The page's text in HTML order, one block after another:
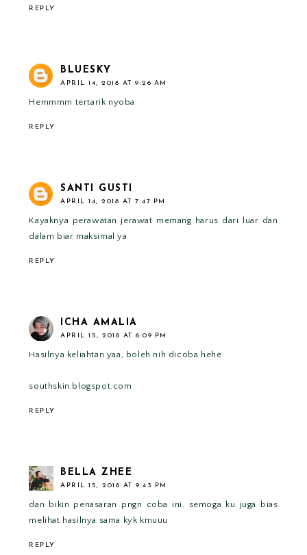
REPLY
BLUESKY
APRIL 14, 2018 AT 9:26 AM
Hemmmm tertarik nyoba
REPLY
SANTI GUSTI
APRIL 14, 2018 AT 7:47 PM
Kayaknya perawatan jerawat memang harus dari luar dan
dalam biar maksimal ya
REPLY
ICHA AMALIA
APRIL 15, 2018 AT 6:09 PM
Hasilnya keliahtan yaa, boleh nih dicoba hehe
southskin.blogspot.com
REPLY
BELLA ZHEE
APRIL 15, 2018 AT 9:43 PM
dan bikin penasaran pngn coba ini. semoga ku juga bias
melihat hasilnya sama kyk kmuuu
REPLY